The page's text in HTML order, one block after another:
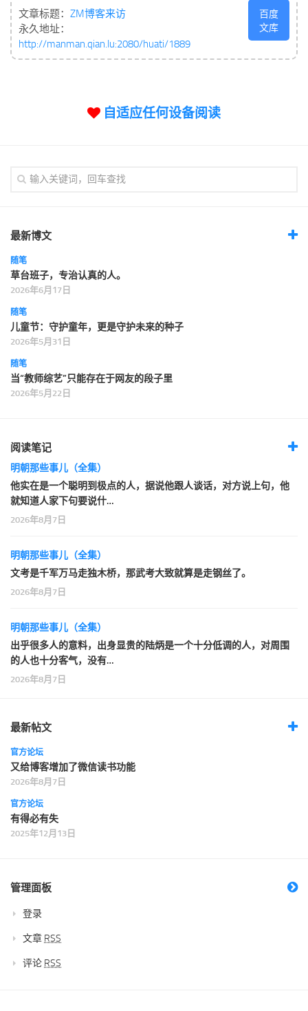
文章标题： ZM博客来访
永久地址：
http://manman.qian.lu:2080/huati/1889
百度
文库
自适应任何设备阅读
最新博文
随笔
草台班子，专治认真的人。
2026年6月17日
随笔
儿童节：守护童年，更是守护未来的种子
2026年5月31日
随笔
当“教师综艺”只能存在于网友的段子里
2026年5月22日
阅读笔记
明朝那些事儿（全集）
他实在是一个聪明到极点的人，据说他跟人谈话，对方说上句，他
就知道人家下句要说什…
2026年8月7日
明朝那些事儿（全集）
文考是千军万马走独木桥，那武考大致就算是走钢丝了。
2026年8月7日
明朝那些事儿（全集）
出乎很多人的意料，出身显贵的陆炳是一个十分低调的人，对周围
的人也十分客气，没有…
2026年8月7日
最新帖文
官方论坛
又给博客增加了微信读书功能
2026年8月7日
官方论坛
有得必有失
2025年12月13日
管理面板
登录
文章 RSS
评论 RSS